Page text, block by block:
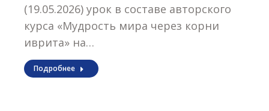
(19.05.2026) урок в составе авторского
курса «Мудрость мира через корни
иврита» на…
Подробнее